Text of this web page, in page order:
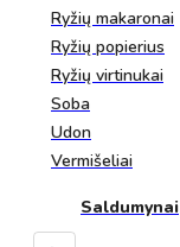
Ryžių makaronai
Ryžių popierius
Ryžių virtinukai
Soba
Udon
Vermišeliai
Saldumynai